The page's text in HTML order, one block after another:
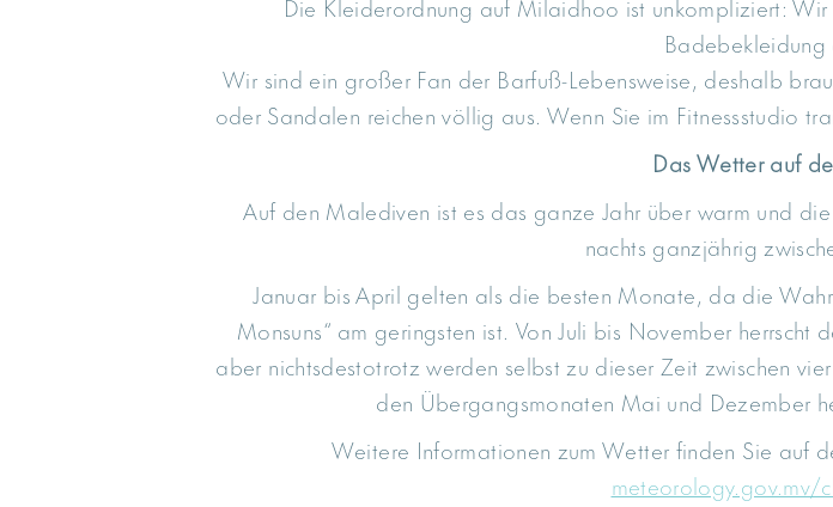
Badebekleidung
Wir sind ein großer Fan der Barfuß-Lebensweise, deshalb
oder Sandalen reichen völlig aus. Wenn Sie im Fitnessstudio
Das Wetter auf
Auf den Malediven ist es das ganze Jahr über warm und
nachts ganzjährig
Januar bis April gelten als die besten Monate, da die
Monsuns“ am geringsten ist. Von Juli bis November herrscht
aber nichtsdestotrotz werden selbst zu dieser Zeit zwischen
den Übergangsmonaten Mai und Dezember
Weitere Informationen zum Wetter finden Sie auf
meteorology.gov.mv/